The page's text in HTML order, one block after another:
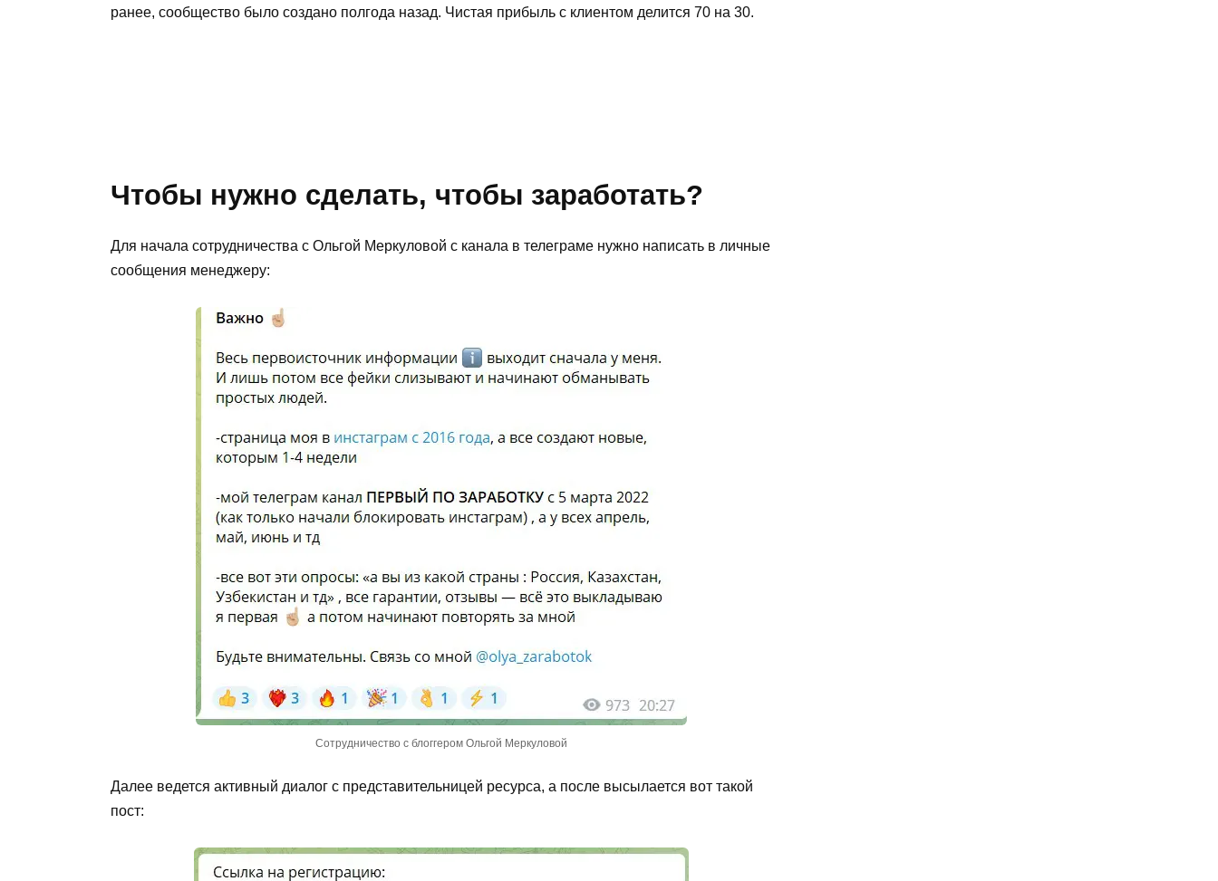
ранее, сообщество было создано полгода назад. Чистая прибыль с клиентом делится 70 на 30.
Чтобы нужно сделать, чтобы заработать?
Для начала сотрудничества с Ольгой Меркуловой с канала в телеграме нужно написать в личные
сообщения менеджеру:
Сотрудничество с блоггером Ольгой Меркуловой
Далее ведется активный диалог с представительницей ресурса, а после высылается вот такой
пост: